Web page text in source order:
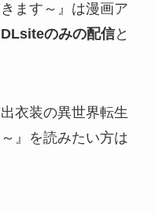
ます～』は漫画ア
DLsiteのみの配信と
衣装の異世界転生
』を読みたい方は